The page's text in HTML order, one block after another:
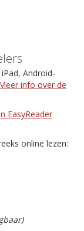
Android-
info over de
EasyReader
online lezen: